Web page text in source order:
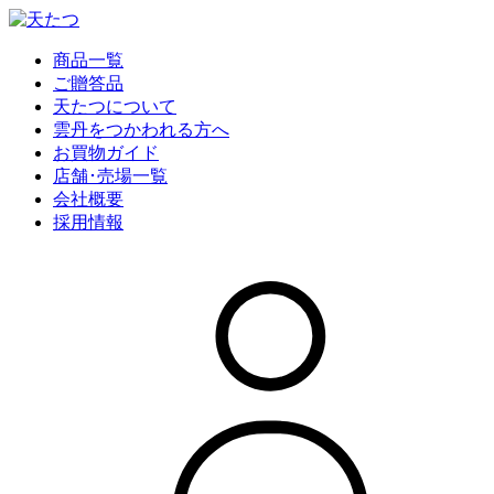
商品一覧
ご贈答品
天たつについて
雲丹をつかわれる方へ
お買物ガイド
店舗･売場一覧
会社概要
採用情報